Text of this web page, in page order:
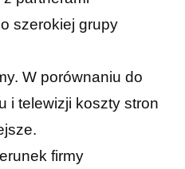
szerokiej grupy
W porównaniu do
i telewizji koszty stron
firmy